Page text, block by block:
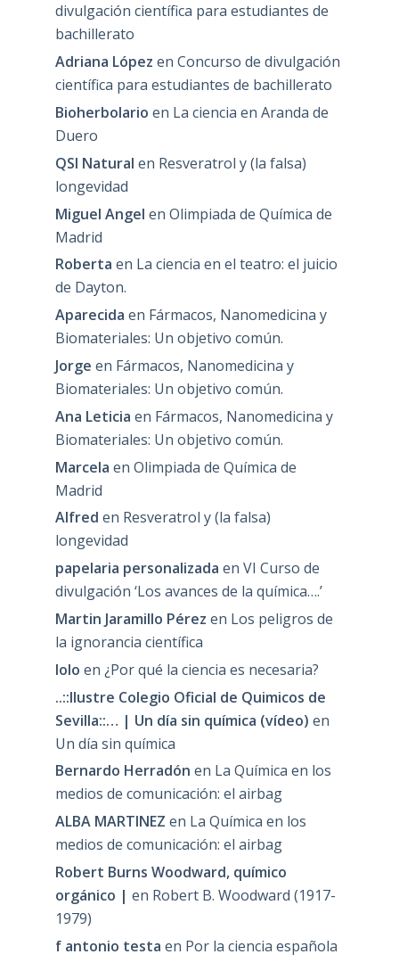
divulgación científica para estudiantes de
bachillerato
Adriana López en Concurso de divulgación
científica para estudiantes de bachillerato
Bioherbolario en La ciencia en Aranda de
Duero
QSI Natural en Resveratrol y (la falsa)
longevidad
Miguel Angel en Olimpiada de Química de
Madrid
Roberta en La ciencia en el teatro: el juicio
de Dayton.
Aparecida en Fármacos, Nanomedicina y
Biomateriales: Un objetivo común.
Jorge en Fármacos, Nanomedicina y
Biomateriales: Un objetivo común.
Ana Leticia en Fármacos, Nanomedicina y
Biomateriales: Un objetivo común.
Marcela en Olimpiada de Química de
Madrid
Alfred en Resveratrol y (la falsa)
longevidad
papelaria personalizada en VI Curso de
divulgación ‘Los avances de la química….’
Martin Jaramillo Pérez en Los peligros de
la ignorancia científica
lolo en ¿Por qué la ciencia es necesaria?
..::Ilustre Colegio Oficial de Quimicos de
Sevilla::… | Un día sin química (vídeo) en
Un día sin química
Bernardo Herradón en La Química en los
medios de comunicación: el airbag
ALBA MARTINEZ en La Química en los
medios de comunicación: el airbag
Robert Burns Woodward, químico
orgánico | en Robert B. Woodward (1917-
1979)
f antonio testa en Por la ciencia española